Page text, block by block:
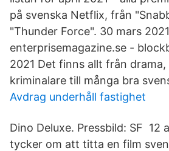
på svenska Netflix, från
"Thunder Force". 30 mars
enterprisemagazine.se -
2021 Det finns allt från
kriminalare till många bra
Avdrag underhåll fastighet
Dino Deluxe. Pressbild: SF 12
tycker om att titta en film